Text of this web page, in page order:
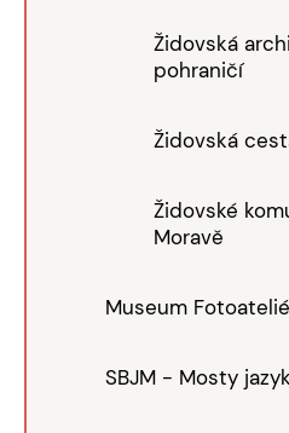
Židovská
pohraničí
Židovská
Židovské
Moravě
Museum
SBJM - Mosty